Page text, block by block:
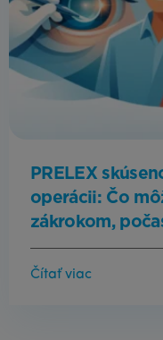
PRELEX
operácii: Čo
zákrokom,
Čítať viac